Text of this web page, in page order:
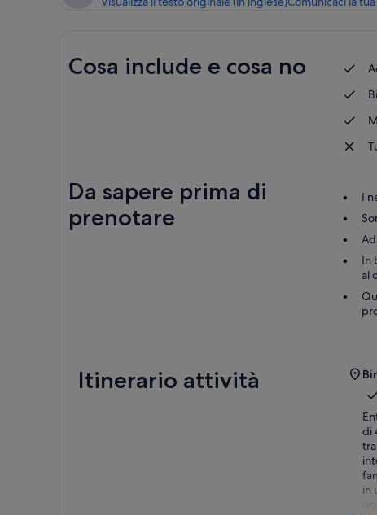
Cosa include e cosa no
Da sapere prima di
prenotare
I
In
al
Itinerario attività
di
in